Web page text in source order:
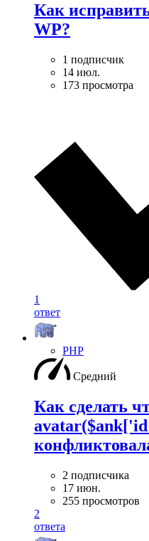
Как
WP?
1 подписчик
14 июл.
173 просмотра
1
ответ
PHP
Средний
Как сделать
2 подписчика
17 июн.
255 просмотров
2
ответа